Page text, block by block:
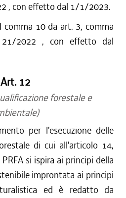
, con effetto dal 1/1/2023.
comma 10 da art. 3, comma
2022 , con effetto dal
Art. 12
forestale e
per l'esecuzione delle
di cui all'articolo 14,
si ispira ai principi della
improntata ai principi
ed è redatto da